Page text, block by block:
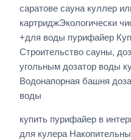
саратове сауна куллер
картриджЭкологически
+для воды пурифайер
Строительство сауны,
угольным дозатор воды
Водонапорная башня
воды
купить пурифайер в
для кулера